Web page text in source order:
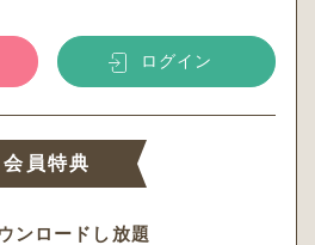
ログイン
会員特典
ンロードし放題